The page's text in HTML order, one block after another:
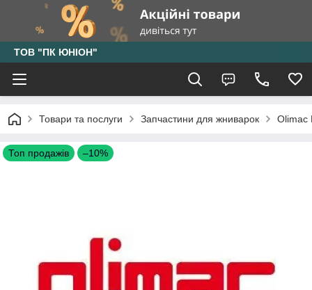
ТОВ "ПК ЮНІОН"
Товари та послуги Запчастини для жниварок Olimac
Топ продажів –10%